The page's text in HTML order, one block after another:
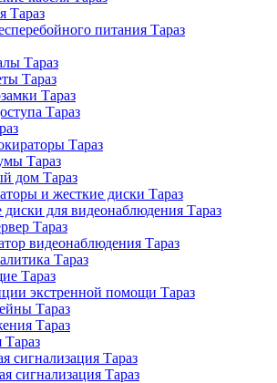
Тараз
питания Тараз
Тараз
Тараз
Тараз
Тараз
Тараз
Тараз
дом Тараз
и жесткие диски Тараз
диски для видеонаблюдения Тараз
Тараз
видеонаблюдения Тараз
Тараз
Тараз
экстренной помощи Тараз
Тараз
Тараз
Тараз
сигнализация Тараз
сигнализация Тараз